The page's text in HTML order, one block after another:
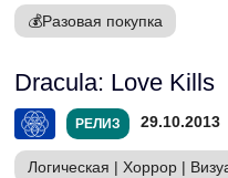
💰Разовая покупка
Dracula: Love Kills
РЕЛИЗ 29.10.2013
Логическая | Хоррор |